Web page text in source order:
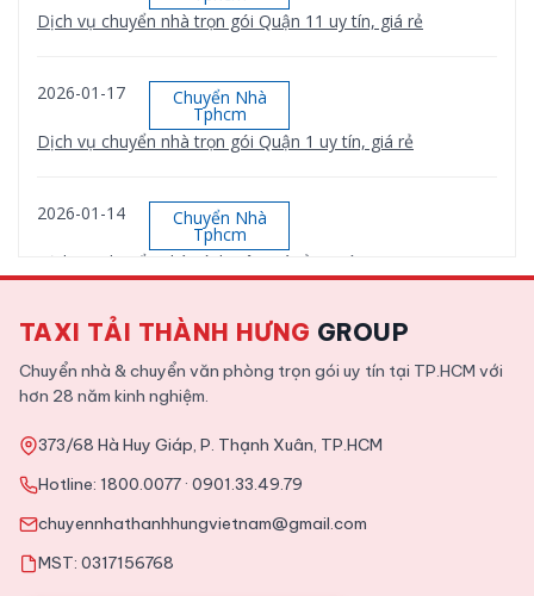
Dịch vụ chuyển nhà trọn gói Quận 11 uy tín, giá rẻ
2026-01-17 Chuyển Nhà
Tphcm
Dịch vụ chuyển nhà trọn gói Quận 1 uy tín, giá rẻ
2026-01-14 Chuyển Nhà
Tphcm
Dịch vụ chuyển nhà Bình Tân giá rẻ, uy tín
2026-01-12 Chuyển Nhà
Dịch vụ chuyển nhà trọn gói Quận 9 uy tín, giá rẻ
2025-11-09
Tin Tức
Tổng hợp kinh nghiệm chuyển văn phòng chi tiết từ A tới Z
TAXI TẢI THÀNH HƯNG GROUP
Chuyển nhà & chuyển văn phòng trọn gói uy tín tại TP.HCM với
hơn 28 năm kinh nghiệm.
373/68 Hà Huy Giáp, P. Thạnh Xuân, TP.HCM
Hotline: 1800.0077 · 0901.33.49.79
chuyennhathanhhungvietnam@gmail.com
MST: 0317156768